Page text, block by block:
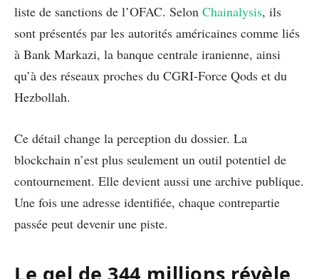
liste de sanctions de l’OFAC. Selon Chainalysis, ils
sont présentés par les autorités américaines comme liés
à Bank Markazi, la banque centrale iranienne, ainsi
qu’à des réseaux proches du CGRI-Force Qods et du
Hezbollah.
Ce détail change la perception du dossier. La
blockchain n’est plus seulement un outil potentiel de
contournement. Elle devient aussi une archive publique.
Une fois une adresse identifiée, chaque contrepartie
passée peut devenir une piste.